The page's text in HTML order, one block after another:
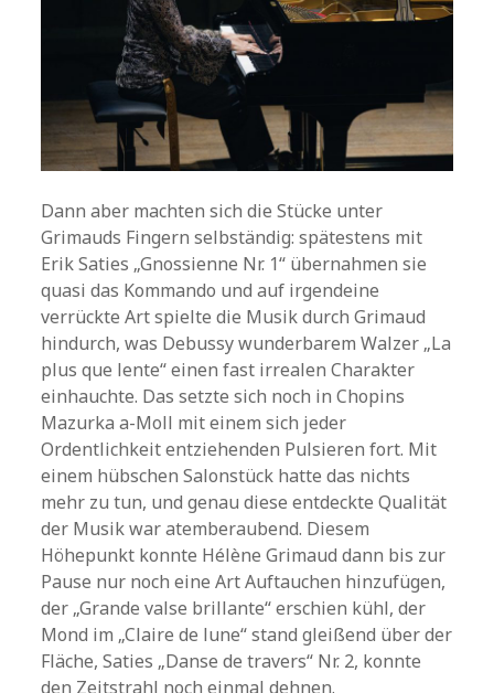
Dann aber machten sich die Stücke unter
Grimauds Fingern selbständig: spätestens mit
Erik Saties „Gnossienne Nr. 1“ übernahmen sie
quasi das Kommando und auf irgendeine
verrückte Art spielte die Musik durch Grimaud
hindurch, was Debussy wunderbarem Walzer „La
plus que lente“ einen fast irrealen Charakter
einhauchte. Das setzte sich noch in Chopins
Mazurka a-Moll mit einem sich jeder
Ordentlichkeit entziehenden Pulsieren fort. Mit
einem hübschen Salonstück hatte das nichts
mehr zu tun, und genau diese entdeckte Qualität
der Musik war atemberaubend. Diesem
Höhepunkt konnte Hélène Grimaud dann bis zur
Pause nur noch eine Art Auftauchen hinzufügen,
der „Grande valse brillante“ erschien kühl, der
Mond im „Claire de lune“ stand gleißend über der
Fläche, Saties „Danse de travers“ Nr. 2, konnte
den Zeitstrahl noch einmal dehnen.